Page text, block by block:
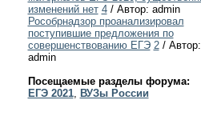
изменений нет 4/ Автор: admin
Рособрнадзор проанализировал
поступившие предложения по
совершенствованию ЕГЭ 2/ Автор:
admin
Посещаемые разделы форума:
ЕГЭ 2021, ВУЗы России